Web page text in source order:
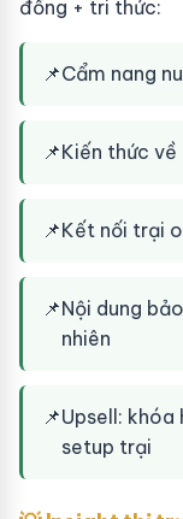
đồng + tri thức:
📌Cẩm nang
📌Kiến thức
📌Kết nối trại
📌Nội dung
nhiên
📌Upsell:
setup trại